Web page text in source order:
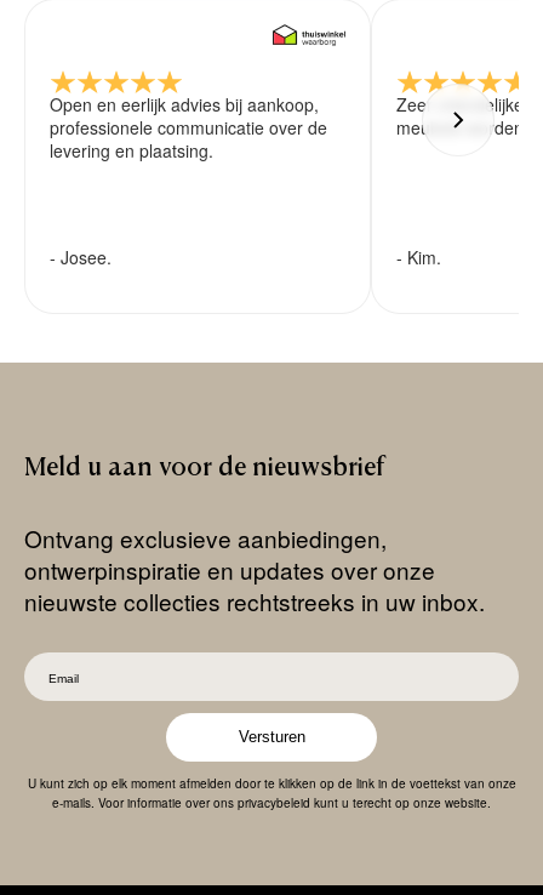
Open en eerlijk advies bij aankoop,
professionele communicatie over de
levering en plaatsing.
- Josee.
Zeer vriendelijke
meubels worden
- Kim.
Meld u aan voor de nieuwsbrief
Ontvang exclusieve aanbiedingen,
ontwerpinspiratie en updates over onze
nieuwste collecties rechtstreeks in uw inbox.
Versturen
U kunt zich op elk moment afmelden door te klikken op de link in de voettekst van onze
e-mails. Voor informatie over ons privacybeleid kunt u terecht op onze website.